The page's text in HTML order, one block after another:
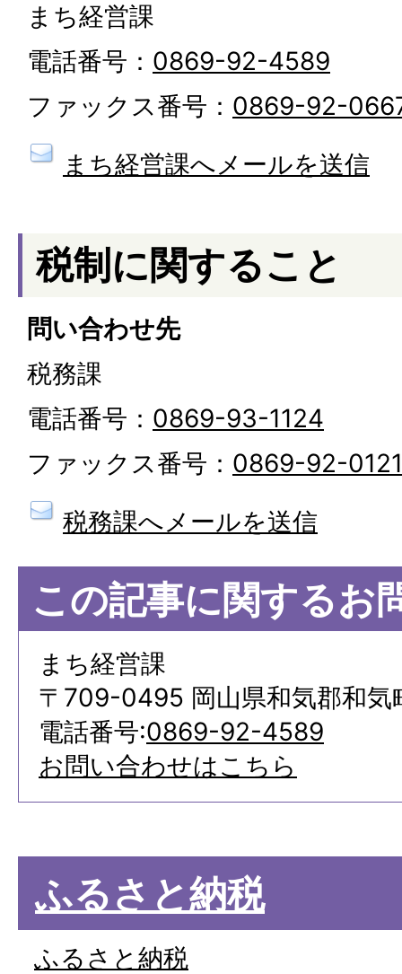
まち経営課
電話番号： 0869-92-4589
ファックス番号： 0869-92-
まち経営課へメールを送信
税制に関すること
問い合わせ先
税務課
電話番号： 0869-93-1124
ファックス番号： 0869-92-0121
税務課へメールを送信
この記事に関するお
まち経営課
〒709-0495 岡山県和気郡和気
電話番号:0869-92-4589
お問い合わせはこちら
ふるさと納税
ふるさと納税